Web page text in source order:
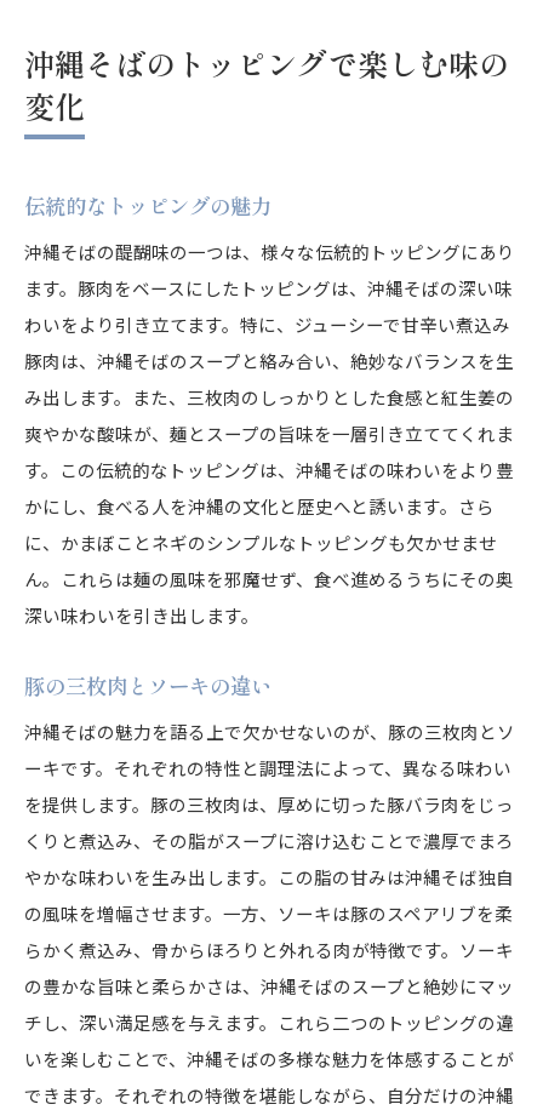
沖縄そばのトッピングで楽しむ味の
変化
伝統的なトッピングの魅力
沖縄そばの醍醐味の一つは、様々な伝統的トッピングにあり
ます。豚肉をベースにしたトッピングは、沖縄そばの深い味
わいをより引き立てます。特に、ジューシーで甘辛い煮込み
豚肉は、沖縄そばのスープと絡み合い、絶妙なバランスを生
み出します。また、三枚肉のしっかりとした食感と紅生姜の
爽やかな酸味が、麺とスープの旨味を一層引き立ててくれま
す。この伝統的なトッピングは、沖縄そばの味わいをより豊
かにし、食べる人を沖縄の文化と歴史へと誘います。さら
に、かまぼことネギのシンプルなトッピングも欠かせませ
ん。これらは麺の風味を邪魔せず、食べ進めるうちにその奥
深い味わいを引き出します。
豚の三枚肉とソーキの違い
沖縄そばの魅力を語る上で欠かせないのが、豚の三枚肉とソ
ーキです。それぞれの特性と調理法によって、異なる味わい
を提供します。豚の三枚肉は、厚めに切った豚バラ肉をじっ
くりと煮込み、その脂がスープに溶け込むことで濃厚でまろ
やかな味わいを生み出します。この脂の甘みは沖縄そば独自
の風味を増幅させます。一方、ソーキは豚のスペアリブを柔
らかく煮込み、骨からほろりと外れる肉が特徴です。ソーキ
の豊かな旨味と柔らかさは、沖縄そばのスープと絶妙にマッ
チし、深い満足感を与えます。これら二つのトッピングの違
いを楽しむことで、沖縄そばの多様な魅力を体感することが
できます。それぞれの特徴を堪能しながら、自分だけの沖縄